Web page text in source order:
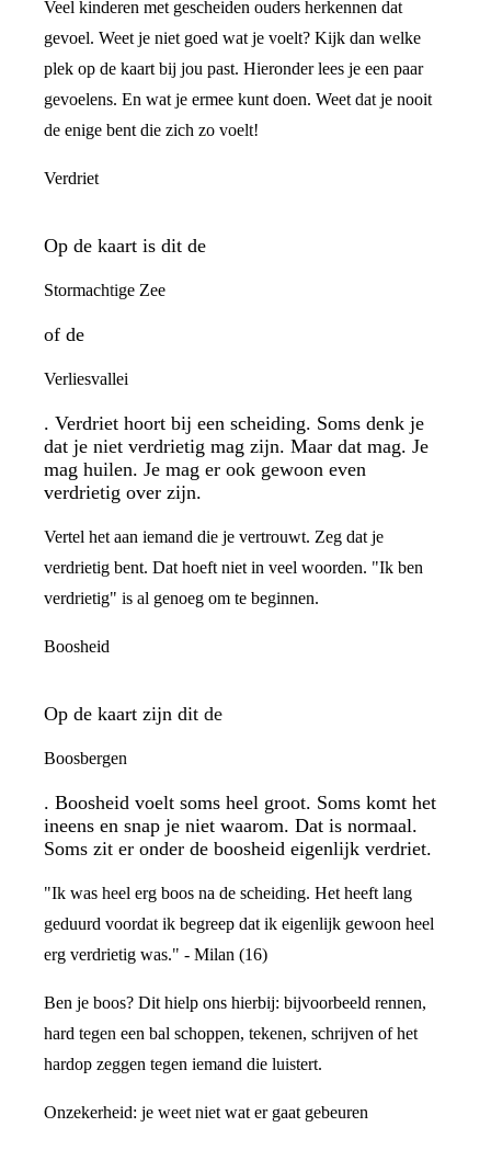
Veel kinderen met gescheiden ouders herkennen dat
gevoel. Weet je niet goed wat je voelt? Kijk dan welke
plek op de kaart bij jou past. Hieronder lees je een paar
gevoelens. En wat je ermee kunt doen. Weet dat je nooit
de enige bent die zich zo voelt!
Verdriet
Op de kaart is dit de
Stormachtige Zee
of de
Verliesvallei
. Verdriet hoort bij een scheiding. Soms denk je
dat je niet verdrietig mag zijn. Maar dat mag. Je
mag huilen. Je mag er ook gewoon even
verdrietig over zijn.
Vertel het aan iemand die je vertrouwt. Zeg dat je
verdrietig bent. Dat hoeft niet in veel woorden. "Ik ben
verdrietig" is al genoeg om te beginnen.
Boosheid
Op de kaart zijn dit de
Boosbergen
. Boosheid voelt soms heel groot. Soms komt het
ineens en snap je niet waarom. Dat is normaal.
Soms zit er onder de boosheid eigenlijk verdriet.
"Ik was heel erg boos na de scheiding. Het heeft lang
geduurd voordat ik begreep dat ik eigenlijk gewoon heel
erg verdrietig was." - Milan (16)
Ben je boos? Dit hielp ons hierbij: bijvoorbeeld rennen,
hard tegen een bal schoppen, tekenen, schrijven of het
hardop zeggen tegen iemand die luistert.
Onzekerheid: je weet niet wat er gaat gebeuren